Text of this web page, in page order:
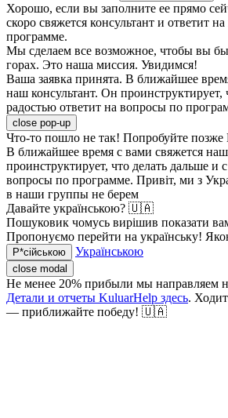
Хорошо, если вы заполните ее прямо
скоро свяжется консультант и ответит
программе.
Мы сделаем все возможное, чтобы вы
горах. Это наша миссия. Увидимся!
Ваша заявка принята. В ближайшее
наш консультант. Он проинструктирует,
радостью ответит на вопросы по
close pop-up
Что-то пошло не так! Попробуйте позже
В ближайшее время с вами свяжется наш
проинструктирует, что делать дальше и
вопросы по программе. Привіт, ми з
в наши группы не берем
Давайте українською? 🇺🇦
Пошуковик чомусь вирішив показати
Пропонуємо перейти на українську!
Р*сійською Українською
close modal
Не менее 20% прибыли мы направляем
Детали и отчеты KuluarHelp здесь.
— приближайте победу! 🇺🇦